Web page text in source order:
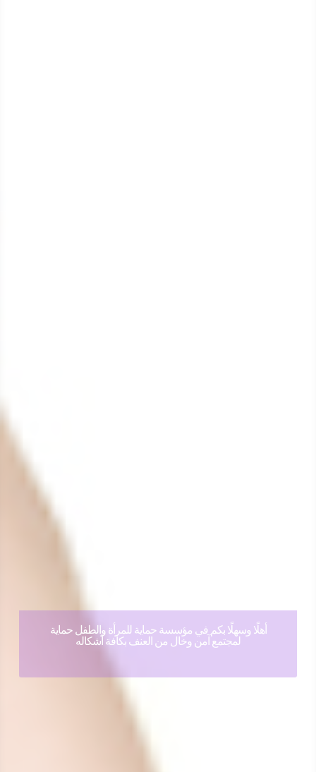
أهلًا وسهلًا بكم في مؤسسة حماية للمرأة والطفل حماية
لمجتمع آمن وخال من العنف بكافة أشكاله